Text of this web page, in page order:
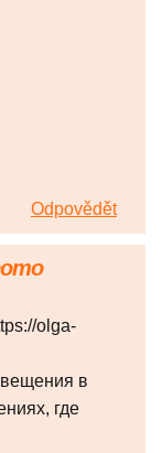
Odpovědět
olga-
в
где